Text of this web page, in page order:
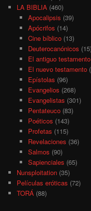
LA BIBLIA (460)
Apocalipsis (39)
Apócrifos (14)
Cine bíblico(13)
Deuterocanónicos
El antiguo testamento
El nuevo testamento
Epístolas (96)
Evangelios (268)
Evangelistas (301)
Pentateuco(83)
Poéticos (143)
Profetas (115)
Revelaciones (36)
Salmos (90)
Sapienciales (65)
Nunsploitation (35)
Películas eróticas (72)
TORÁ (88)